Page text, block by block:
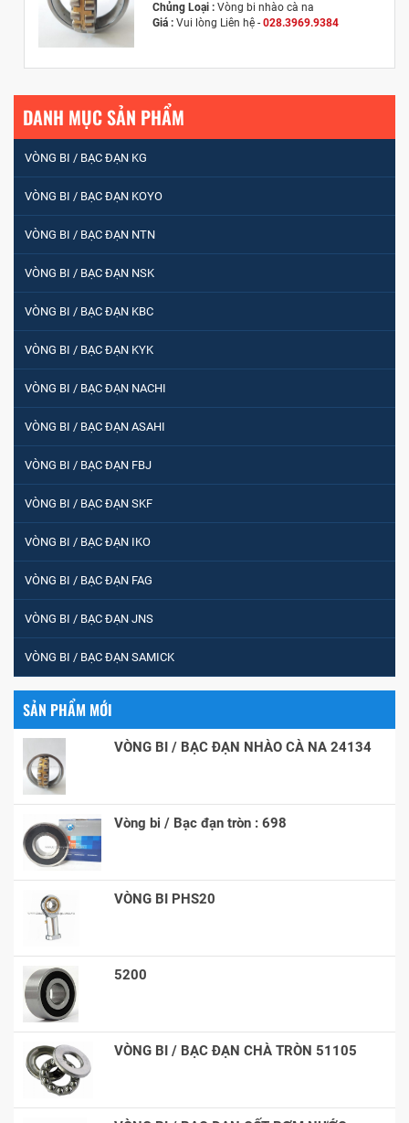
Chủng Loại : Vòng bi nhào cà na
Giá :Vui lòng Liên hệ - 028.3969.9384
DANH MỤC SẢN PHẨM
VÒNG BI / BẠC ĐẠN KG
VÒNG BI / BẠC ĐẠN KOYO
VÒNG BI / BẠC ĐẠN NTN
VÒNG BI / BẠC ĐẠN NSK
VÒNG BI / BẠC ĐẠN KBC
VÒNG BI / BẠC ĐẠN KYK
VÒNG BI / BẠC ĐẠN NACHI
VÒNG BI / BẠC ĐẠN ASAHI
VÒNG BI / BẠC ĐẠN FBJ
VÒNG BI / BẠC ĐẠN SKF
VÒNG BI / BẠC ĐẠN IKO
VÒNG BI / BẠC ĐẠN FAG
VÒNG BI / BẠC ĐẠN JNS
VÒNG BI / BẠC ĐẠN SAMICK
SẢN PHẨM MỚI
VÒNG BI / BẠC ĐẠN NHÀO CÀ NA 24134
Vòng bi / Bạc đạn tròn : 698
VÒNG BI PHS20
5200
VÒNG BI / BẠC ĐẠN CHÀ TRÒN 51105